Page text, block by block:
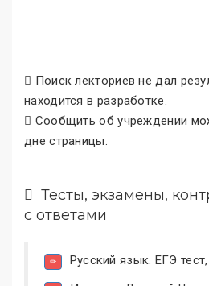
Поиск лекториев не дал
находится в разработке.
Сообщить об учреждении
дне страницы.
Тесты, экзамены,
с ответами
Русский язык. ЕГЭ